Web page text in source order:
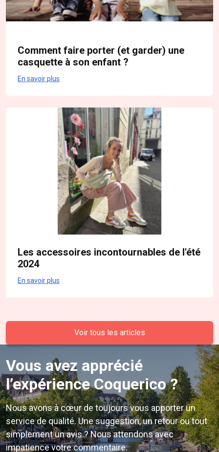
Comment faire porter (et garder) une
casquette à son enfant ?
En savoir plus
Les accessoires incontournables de l'été
2024
En savoir plus
Voir tous les articles
Vous avez apprécié
l’expérience Coquerico ?
Nous avons à cœur de toujours vous apporter un
service de qualité. Une suggestion, un retour ou tout
simplement un avis ? Nous attendons avec
impatience votre commentaire.